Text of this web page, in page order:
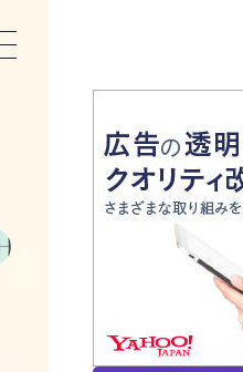
トップ
ユーザーの声
占いの流れ